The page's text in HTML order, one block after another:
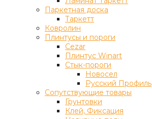
Паркетная доска
Таркетт
Ковролин
Плинтусы и пороги
Cezar
Плинтус Winart
Стык-пороги
Новосел
Русский Профиль
Сопутствующие товары
Грунтовки
Клей, Фиксация